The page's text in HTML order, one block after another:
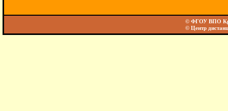
© ФГОУ ВПО
© Центр